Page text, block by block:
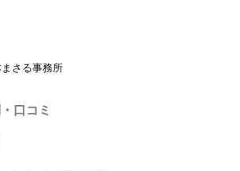
さる事務所
口コミ